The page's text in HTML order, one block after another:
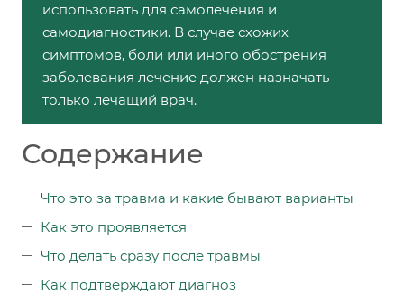
использовать для самолечения и
самодиагностики. В случае схожих
симптомов, боли или иного обострения
заболевания лечение должен назначать
только лечащий врач.
Содержание
Что это за травма и какие бывают варианты
Как это проявляется
Что делать сразу после травмы
Как подтверждают диагноз